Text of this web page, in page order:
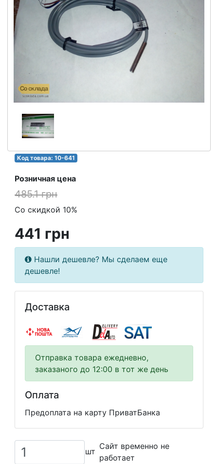
Код товара: 10-641
Розничная цена
485.1 грн
Со скидкой 10%
441 грн
Нашли дешевле? Мы сделаем еще
дешевле!
Доставка
Отправка товара ежедневно,
заказаного до 12:00 в тот же день
Оплата
Предоплата на карту ПриватБанка
шт
Сайт временно не
работает